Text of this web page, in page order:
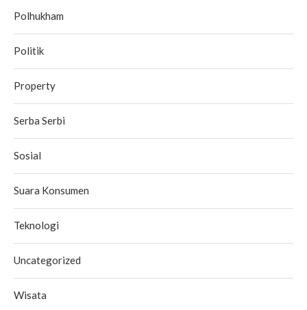
Polhukham
Politik
Property
Serba Serbi
Sosial
Suara Konsumen
Teknologi
Uncategorized
Wisata